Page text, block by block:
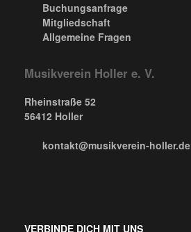
Buchungsanfrage
Mitgliedschaft
Allgemeine Fragen
Musikverein Holler e. V.
Rheinstraße 52
56412 Holler
kontakt@musikverein-holler.de
VERBINDE DICH MIT UNS